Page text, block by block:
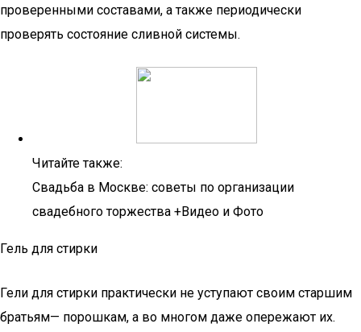
проверенными составами, а также периодически
проверять состояние сливной системы.
Читайте также:
Свадьба в Москве: советы по организации
свадебного торжества +Видео и Фото
Гель для стирки
Гели для стирки практически не уступают своим старшим
братьям— порошкам, а во многом даже опережают их.